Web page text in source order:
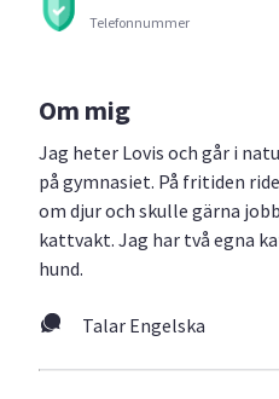
Telefonnummer
Om mig
Jag heter Lovis och går i
på gymnasiet. På fritiden
om djur och skulle gärna
kattvakt. Jag har två egna
hund.
Talar Engelska